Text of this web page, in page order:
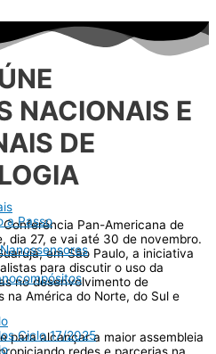
a Passo
Ciclo 17/2025
NACIONAIS E
DE
Pan-Americana de
dia 27, e vai até 30 de novembro.
em São Paulo, a iniciativa
para discutir o uso da
no desenvolvimento de
na América do Norte, do Sul e
para alcançar a maior assembleia
redes e parcerias na